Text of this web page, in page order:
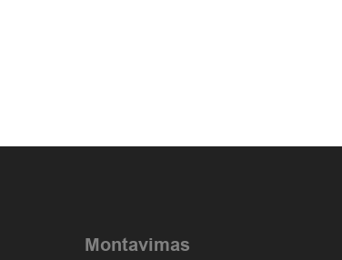
Montavimas